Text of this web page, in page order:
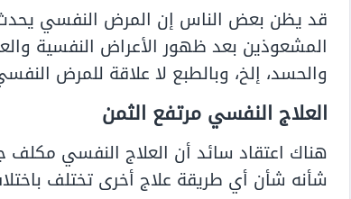
قد يظن بعض الناس إن المرض النفسي
المشعوذين بعد ظهور الأعراض النفسية
والحسد، إلخ، وبالطبع لا علاقة للمرض
العلاج النفسي مرتفع الثمن
هناك اعتقاد سائد أن العلاج النفسي مكلف
شأنه شأن أي طريقة علاج أخرى تختلف